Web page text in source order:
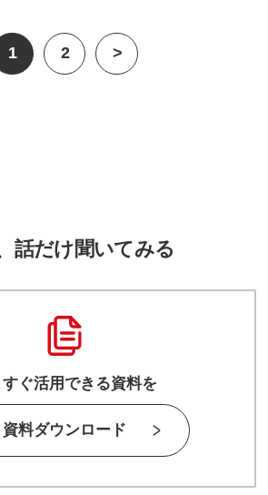
1 2 >
話だけ聞いてみる
すぐ活用できる資料を
資料ダウンロード